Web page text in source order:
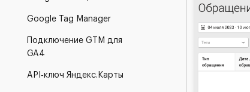
Google Tag Manager
Подключение GTM для
GA4
API‑ключ Яндекс.Карты